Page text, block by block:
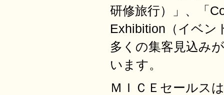
研修旅行）」、「
Exhibition（イベン
多くの集客見込み
います。
ＭＩＣＥセールス